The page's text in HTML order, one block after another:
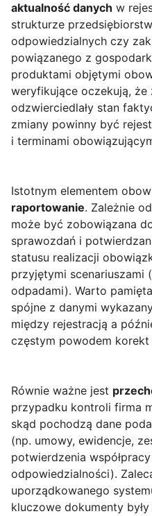
aktualność danych w
strukturze
odpowiedzialnych czy
powiązanego z
produktami objętymi
weryfikujące oczekują, że
odzwierciedlały stan
zmiany powinny być
i terminami
Istotnym elementem
raportowanie. Zależnie
może być zobowiązana
sprawozdań i
statusu realizacji
przyjętymi scenariuszami
odpadami). Warto
spójne z danymi
między rejestracją a
częstym powodem
Równie ważne jest
przypadku kontroli firma
skąd pochodzą dane
(np. umowy, ewidencje,
potwierdzenia
odpowiedzialności).
uporządkowanego
kluczowe dokumenty